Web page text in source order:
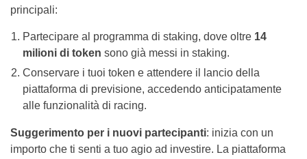
principali:
Partecipare al programma di staking, dove oltre 14
milioni di token sono già messi in staking.
Conservare i tuoi token e attendere il lancio della
piattaforma di previsione, accedendo anticipatamente
alle funzionalità di racing.
Suggerimento per i nuovi partecipanti: inizia con un
importo che ti senti a tuo agio ad investire. La piattaforma